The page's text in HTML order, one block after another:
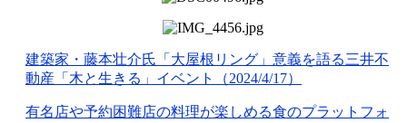
建築家・藤本壮介氏「大屋根リング」意義を語る三井不
動産「木と生きる」イベント（2024/4/17）
有名店や予約困難店の料理が楽しめる食のプラットフォ